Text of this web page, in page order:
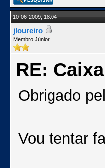
10-06-2009, 18:04
jloureiro
Membro Júnior
RE:
Obrigado
Vou tentar